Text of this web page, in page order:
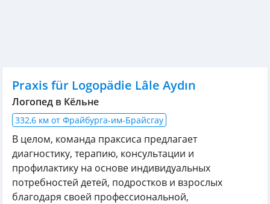
Praxis für Logopädie Lâle Aydın
Логопед в Кёльне
332,6 км от Фрайбурга-им-Брайсгау
В целом, команда праксиса предлагает
диагностику, терапию, консультации и
профилактику на основе индивидуальных
потребностей детей, подростков и взрослых
благодаря своей профессиональной,